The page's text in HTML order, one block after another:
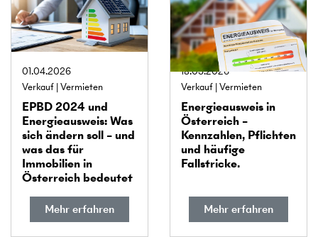
01.04.2026
Verkauf Vermieten
EPBD 2024 und
Energie­ausweis: Was
sich ändern soll – und
was das für
Immobilien in
Österreich bedeutet
Mehr erfahren
18.03.2026
Verkauf Vermieten
Energie­ausweis in
Österreich –
Kennzahlen, Pflichten
und häufige
Fallstricke.
Mehr erfahren